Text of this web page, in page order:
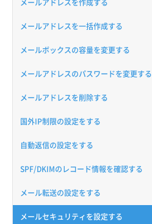
メールアドレスを作成する
メールアドレスを一括作成する
メールボックスの容量を変更する
メールアドレスのパスワードを変更する
メールアドレスを削除する
国外IP制限の設定をする
自動返信の設定をする
SPF/DKIMのレコード情報を確認する
メール転送の設定をする
メールセキュリティを設定する